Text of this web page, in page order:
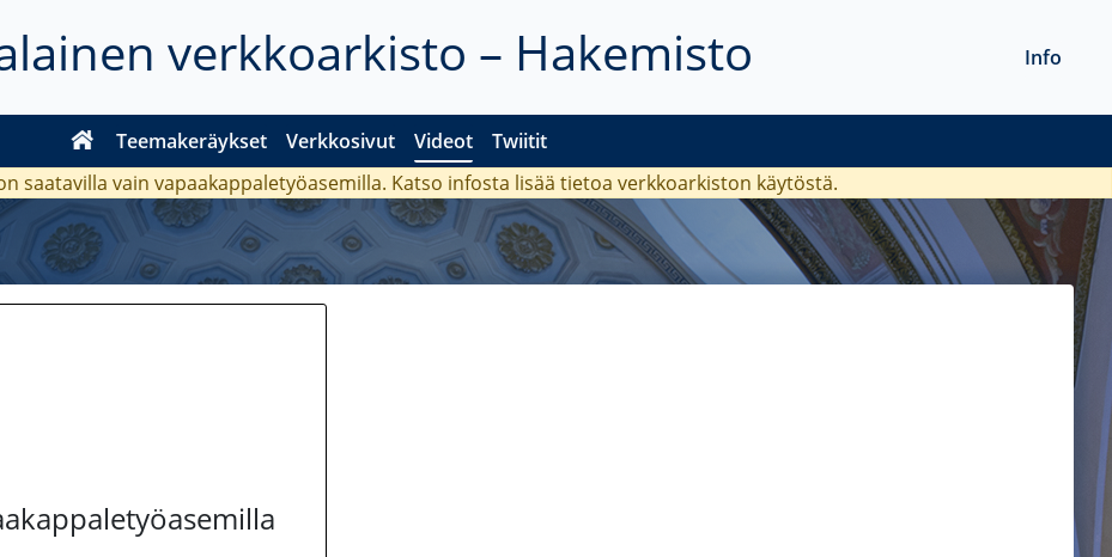
verkkoarkisto – Hakemisto
Teemakeräykset Verkkosivut Videot Twiitit
Info
saatavilla vain vapaakappaletyöasemilla. Katso infosta lisää tietoa verkkoarkiston käytöstä.